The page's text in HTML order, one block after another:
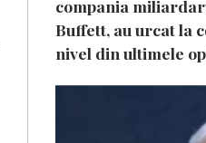
compania
Buffett, au urcat la
nivel din ultimele